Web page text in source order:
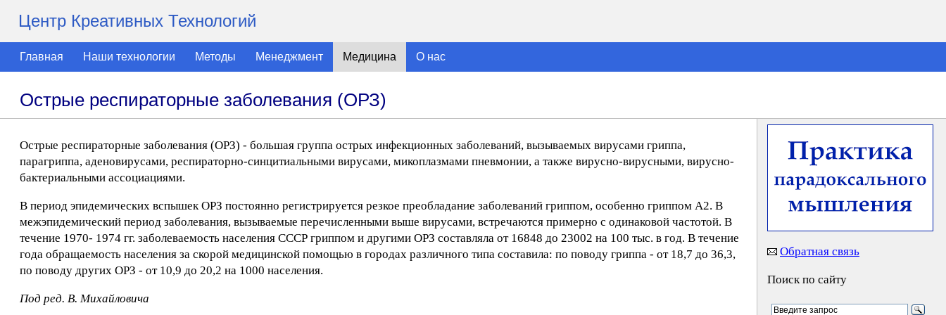
Центр Креативных Технологий
Главная Наши технологии Методы Менеджмент Медицина О нас
Острые респираторные заболевания (ОРЗ)
Острые респираторные заболевания (ОРЗ) - большая группа острых инфекционных заболеваний, вызываемых вирусами гриппа,
парагриппа, аденовирусами, респираторно-синцитиальными вирусами, микоплазмами пневмонии, а также вирусно-вирусными, вирусно-
бактериальными ассоциациями.
В период эпидемических вспышек ОРЗ постоянно регистрируется резкое преобладание заболеваний гриппом, особенно гриппом А2. В
межэпидемический период заболевания, вызываемые перечисленными выше вирусами, встречаются примерно с одинаковой частотой. В
течение 1970- 1974 гг. заболеваемость населения СССР гриппом и другими ОРЗ составляла от 16848 до 23002 на 100 тыс. в год. В течение
года обращаемость населения за скорой медицинской помощью в городах различного типа составила: по поводу гриппа - от 18,7 до 36,3,
по поводу других ОРЗ - от 10,9 до 20,2 на 1000 населения.
Под ред. В. Михайловича
Обратная связь
Поиск по сайту